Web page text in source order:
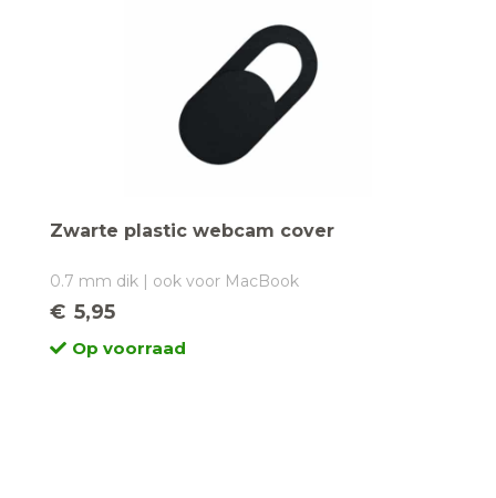
Zwarte plastic webcam cover
0.7 mm dik | ook voor MacBook
€ 5,95
Op voorraad